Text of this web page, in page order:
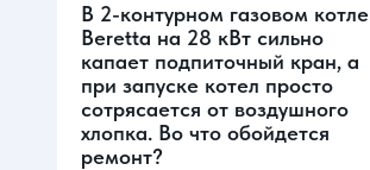
В 2-контурном газовом котле
Beretta на 28 кВт сильно
капает подпиточный кран, а
при запуске котел просто
сотрясается от воздушного
хлопка. Во что обойдется
ремонт?